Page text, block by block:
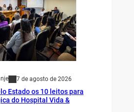
7 de agosto de 2026
Estado os 10 leitos para
do Hospital Vida &